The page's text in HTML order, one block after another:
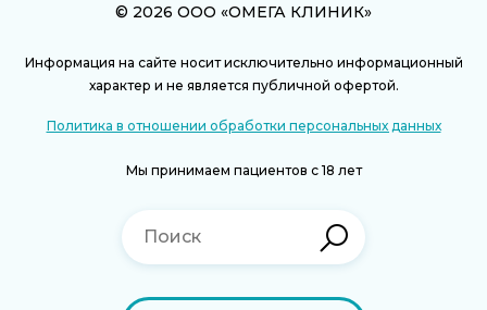
© 2026 ООО «ОМЕГА КЛИНИК»
Информация на сайте носит исключительно информационный
характер и не является публичной офертой.
Политика в отношении обработки персональных данных
Мы принимаем пациентов с 18 лет